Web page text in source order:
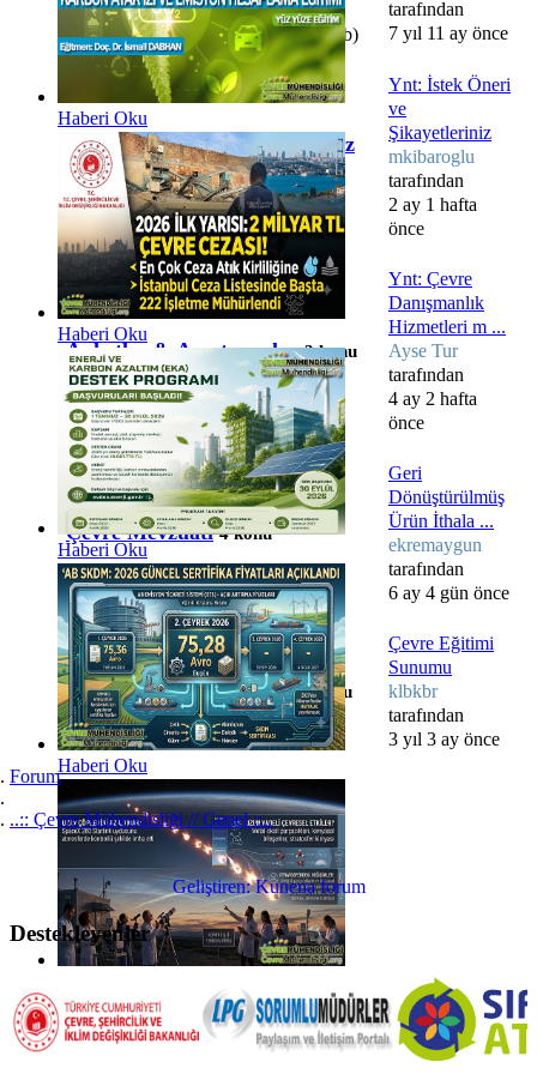
Haberi Oku
Haberi Oku
Haberi Oku
Haberi Oku
bitirdikten sonra gerekli olabilecek
dökümanlar. (Belgeler,Dilekçeler,...vb)
tarafından
7 yıl 11 ay önce
İstek & Öneri ve Şikayetleriniz
3 konu
Ynt: İstek Öneri
ve
Şikayetleriniz
mkibaroglu
tarafından
2 ay 1 hafta
önce
Anketler & Araştırmalar 3 konu
Ynt: Çevre
Danışmanlık
Hizmetleri m ...
Ayse Tur
tarafından
4 ay 2 hafta
önce
Çevre Mevzuatı 4 konu
Geri
Dönüştürülmüş
Ürün İthala ...
ekremaygun
tarafından
6 ay 4 gün önce
Çevre Eğitim Sunumları 6 konu
Çevre Eğitimi
Sunumu
klbkbr
tarafından
3 yıl 3 ay önce
Forum
..:: Çevre Mühendisliği // Genel ::..
Geliştiren: Kunena forum
Destekleyenler